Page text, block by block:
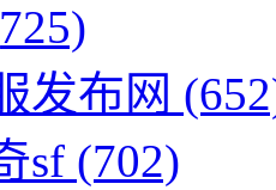
发布网
sf (702)